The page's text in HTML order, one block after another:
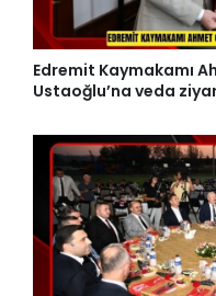
Edremit Kaymakamı
Ustaoğlu’na veda